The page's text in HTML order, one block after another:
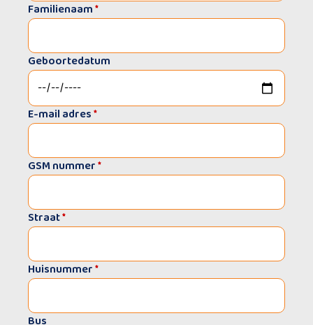
Familienaam*
Geboortedatum
E-mail adres*
GSM nummer*
Straat*
Huisnummer*
Bus